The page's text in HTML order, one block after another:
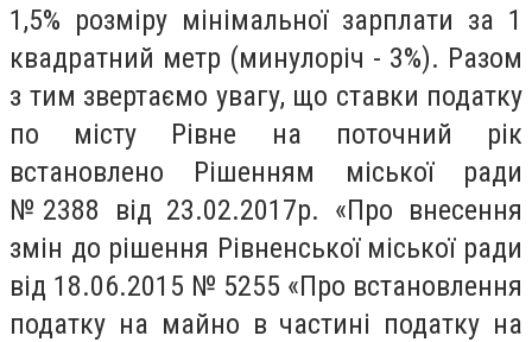
1,5% розміру мінімальної зарплати за 1
квадратний метр (минулоріч - 3%). Разом
з тим звертаємо увагу, що ставки податку
по місту Рівне на поточний рік
встановлено Рішенням міської ради
№2388 від 23.02.2017р. «Про внесення
змін до рішення Рівненської міської ради
від 18.06.2015 № 5255 «Про встановлення
податку на майно в частині податку на